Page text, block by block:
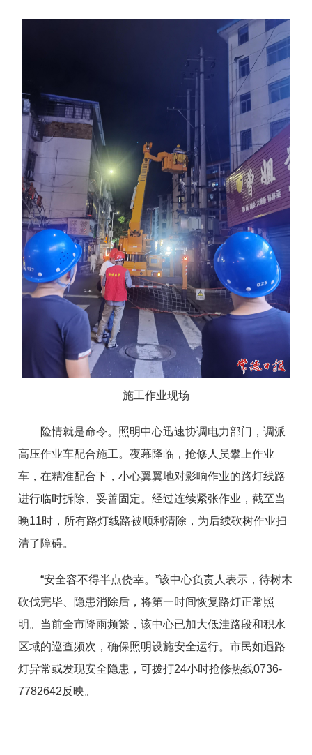
施工作业现场
险情就是命令。照明中心迅速协调电力部门，调派
高压作业车配合施工。夜幕降临，抢修人员攀上作业
车，在精准配合下，小心翼翼地对影响作业的路灯线路
进行临时拆除、妥善固定。经过连续紧张作业，截至当
晚11时，所有路灯线路被顺利清除，为后续砍树作业扫
清了障碍。
“安全容不得半点侥幸。”该中心负责人表示，待树木
砍伐完毕、隐患消除后，将第一时间恢复路灯正常照
明。当前全市降雨频繁，该中心已加大低洼路段和积水
区域的巡查频次，确保照明设施安全运行。市民如遇路
灯异常或发现安全隐患，可拨打24小时抢修热线0736-
7782642反映。